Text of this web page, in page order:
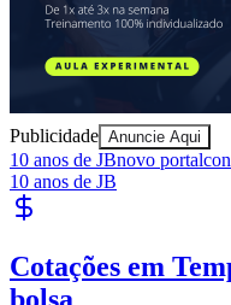
Sport
Publicidade Anuncie Aqui
10 anos de JBnovo portal
10 anos de JB
Publique Vagas